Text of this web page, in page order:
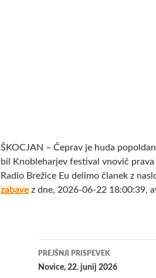
ŠKOCJAN – Čeprav je huda
bil Knobleharjev festival vnovič prava
Radio Brežice Eu delimo članek z
zabave z dne, 2026-06-22 18:00:39,
Krmarjenje
po
PREJŠNJI PRISPEVEK
Novice, 22. junij 2026